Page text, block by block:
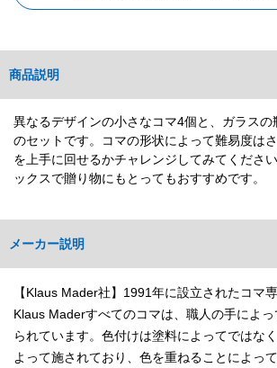
商品説明
異なるデザインの小さなコマ4個と、ガラスの
のセットです。コマの形状によって難易度は
を上手に回せるかチャレンジしてみてくださ
ックスで贈り物にもとってもおすすめです。
メーカー説明
【Klaus Mader社】1991年に設立されたコマ
Klaus Maderすべてのコマは、職人の手によ
られています。色付けは塗料によってではな
よって施されており、色を重ねることによっ